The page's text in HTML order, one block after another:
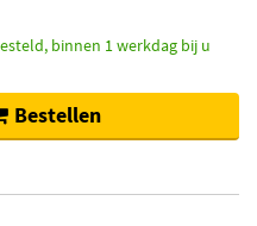
binnen 1 werkdag bij u
Bestellen